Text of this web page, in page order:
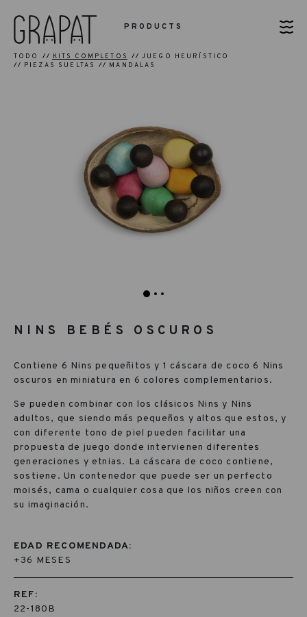
PRODUCTS
TODO KITS COMPLETOS
JUEGO HEURÍSTICO
PIEZAS SUELTAS
MANDALAS
NINS BEBÉS OSCUROS
Contiene 6 Nins pequeñitos y 1 cáscara de coco 6 Nins
oscuros en miniatura en 6 colores complementarios.
Se pueden combinar con los clásicos Nins y Nins
adultos, que siendo más pequeños y altos que estos, y
con diferente tono de piel pueden facilitar una
propuesta de juego donde intervienen diferentes
generaciones y etnias. La cáscara de coco contiene,
sostiene. Un contenedor que puede ser un perfecto
moisés, cama o cualquier cosa que los niños creen con
su imaginación.
EDAD RECOMENDADA:
+36 MESES
REF:
22-180B